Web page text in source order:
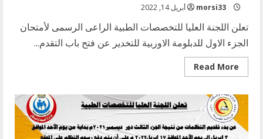
morsi33 أبريل 14, 2022
تعلن اللجنة العليا للتخصصات الطبية الراعى الرسمى لأمتحان
الجزء الاول للدبلومة الاوربية للتخدير عن فتح باب التقدم...
Read More
Read
more
الاوروبية
للتخدير